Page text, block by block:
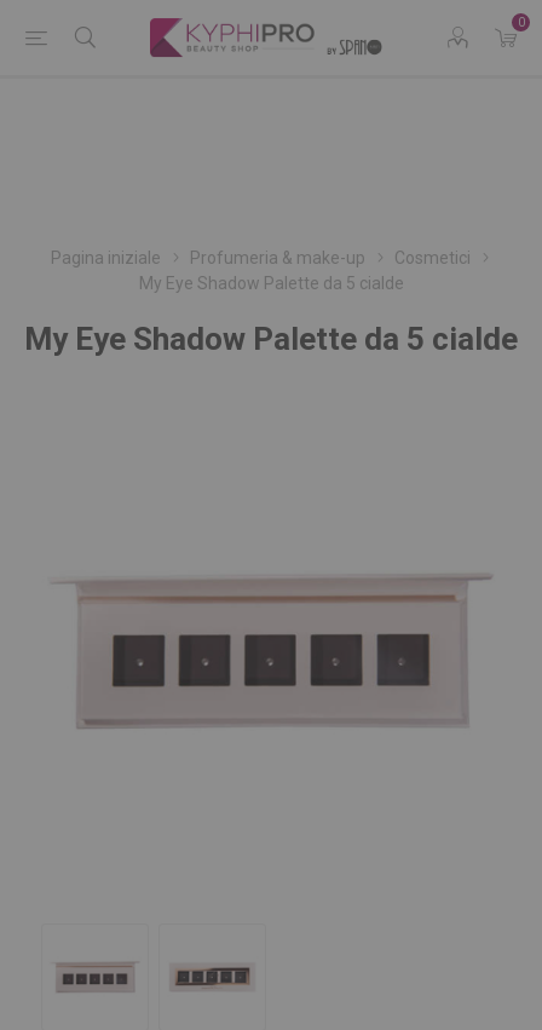
0
Pagina iniziale Profumeria & make-up
Cosmetici
My Eye Shadow Palette da 5 cialde
My Eye Shadow Palette da 5 cialde